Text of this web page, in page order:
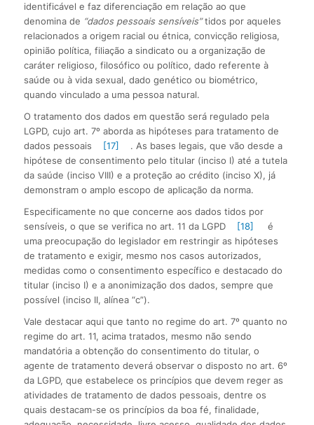
identificável e faz diferenciação em relação ao que
denomina de “dados pessoais sensíveis”tidos por aqueles
relacionados a origem racial ou étnica, convicção religiosa,
opinião política, filiação a sindicato ou a organização de
caráter religioso, filosófico ou político, dado referente à
saúde ou à vida sexual, dado genético ou biométrico,
quando vinculado a uma pessoa natural.
O tratamento dos dados em questão será regulado pela
LGPD, cujo art. 7º aborda as hipóteses para tratamento de
dados pessoais
[17]
. As bases legais, que vão desde a
hipótese de consentimento pelo titular (inciso I) até a tutela
da saúde (inciso VIII) e a proteção ao crédito (inciso X), já
demonstram o amplo escopo de aplicação da norma.
Especificamente no que concerne aos dados tidos por
sensíveis, o que se verifica no art. 11 da LGPD
[18]
é
uma preocupação do legislador em restringir as hipóteses
de tratamento e exigir, mesmo nos casos autorizados,
medidas como o consentimento específico e destacado do
titular (inciso I) e a anonimização dos dados, sempre que
possível (inciso II, alínea “c”).
Vale destacar aqui que tanto no regime do art. 7º quanto no
regime do art. 11, acima tratados, mesmo não sendo
mandatória a obtenção do consentimento do titular, o
agente de tratamento deverá observar o disposto no art. 6º
da LGPD, que estabelece os princípios que devem reger as
atividades de tratamento de dados pessoais, dentre os
quais destacam-se os princípios da boa fé, finalidade,